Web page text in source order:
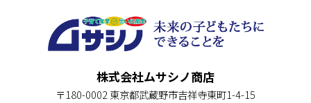
株式会社ムサシノ商店
〒180-0002 東京都武蔵野市吉祥寺東町1-4-15